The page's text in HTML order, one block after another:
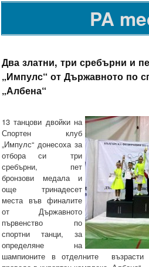
PA
Два златни, три сребърни и
„Импулс“ от Държавното по
„Албена“
13 танцови двойки на
Спортен клуб
„Импулс“ донесоха за
отбора си три
сребърни, пет
бронзови медала и
още тринадесет
места във финалите
от Държавното
първенство по
спортни танци, за
определяне на
шампионите в отделните възрасти